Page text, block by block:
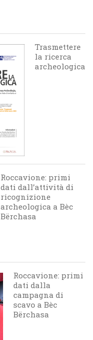
Trasmettere
la ricerca
archeologica
Roccavione: primi
dati dall’attività di
ricognizione
archeologica a Bèc
Bërchasa
Roccavione: primi
dati dalla
campagna di
scavo a Bèc
Bërchasa